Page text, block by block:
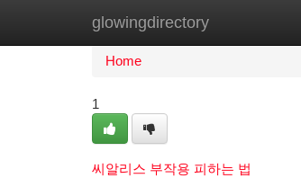
glowingdirectory
Home New Site Listings
Home
1
씨알리스 부작용 피하는 법